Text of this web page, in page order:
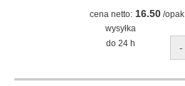
cena netto: 16.50/opak
wysyłka
do 24 h
-